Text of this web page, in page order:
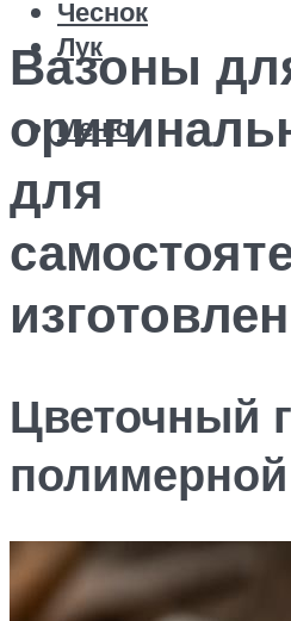
Чеснок
Лук
Меню
Вазоны
для
Цветочный